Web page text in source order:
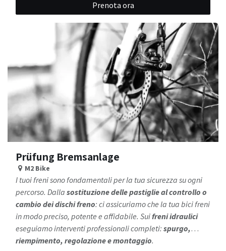
Nessuna lunga attesa, nessun compromesso
— solo qualità, affidabilità e servizio professionale per
Prenota ora
Prüfung Bremsanlage
M2 Bike
I tuoi freni sono fondamentali per la tua sicurezza su ogni
percorso. Dalla sostituzione delle pastiglie al controllo o
cambio dei dischi freno: ci assicuriamo che la tua bici freni
in modo preciso, potente e affidabile. Sui freni idraulici
eseguiamo interventi professionali completi: spurgo,
riempimento, regolazione e montaggio.